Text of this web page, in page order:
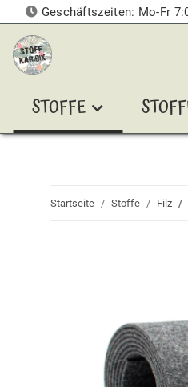
Geschäftszeiten: Mo-Fr
STOFFE
Startseite Stoffe Filz